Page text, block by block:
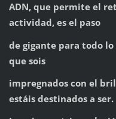
ADN, que permite el
actividad, es el paso
de gigante para todo
que sois
impregnados con el
estáis destinados a ser.